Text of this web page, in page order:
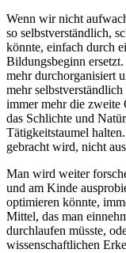
Wenn wir nicht
so selbstverständlich,
könnte, einfach durch
Bildungsbeginn
mehr durchorganisiert
mehr
immer mehr die zweite
das Schlichte und
Tätigkeitstaumel
gebracht wird, nicht
Man wird weiter
und am Kinde
optimieren könnte,
Mittel, das man
durchlaufen müsste,
wissenschaftlichen